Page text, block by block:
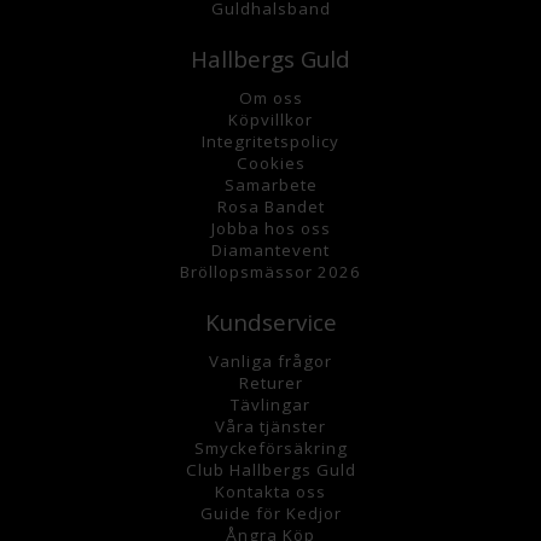
Guldhalsband
Hallbergs Guld
Om oss
Köpvillkor
Integritetspolicy
Cookies
Samarbete
Rosa Bandet
Jobba hos oss
Diamantevent
Bröllopsmässor 2026
Kundservice
Vanliga frågor
Returer
Tävlingar
Våra tjänster
Smyckeförsäkring
Club Hallbergs Guld
Kontakta oss
Guide för Kedjor
Ångra Köp